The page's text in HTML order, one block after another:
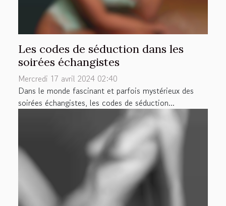
Les codes de séduction dans les
soirées échangistes
Mercredi 17 avril 2024 02:40
Dans le monde fascinant et parfois mystérieux des
soirées échangistes, les codes de séduction...